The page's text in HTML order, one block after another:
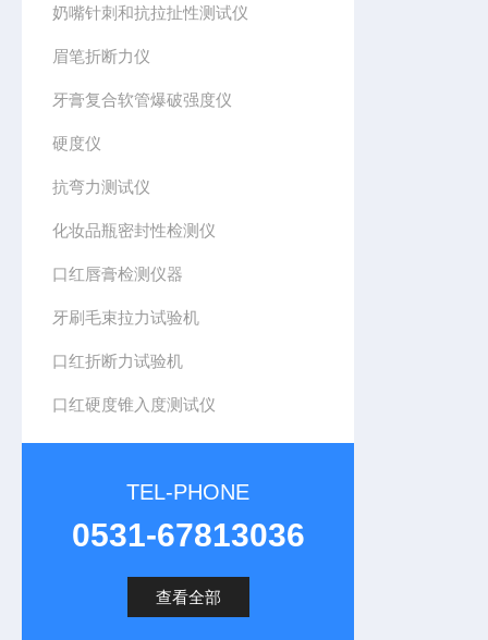
奶嘴针刺和抗拉扯性测试仪
眉笔折断力仪
牙膏复合软管爆破强度仪
硬度仪
抗弯力测试仪
化妆品瓶密封性检测仪
口红唇膏检测仪器
牙刷毛束拉力试验机
口红折断力试验机
口红硬度锥入度测试仪
TEL-PHONE
0531-67813036
查看全部